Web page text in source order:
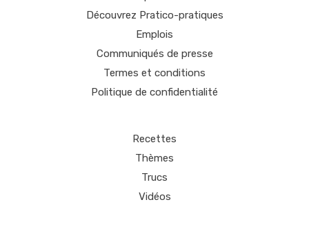
Découvrez Pratico-pratiques
Emplois
Communiqués de presse
Termes et conditions
Politique de confidentialité
Recettes
Thèmes
Trucs
Vidéos